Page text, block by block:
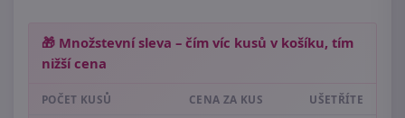
🎁 Množstevní sleva – čím víc kusů v košíku, tím
nižší cena
POČET KUSŮ CENA ZA KUS UŠETŘÍTE